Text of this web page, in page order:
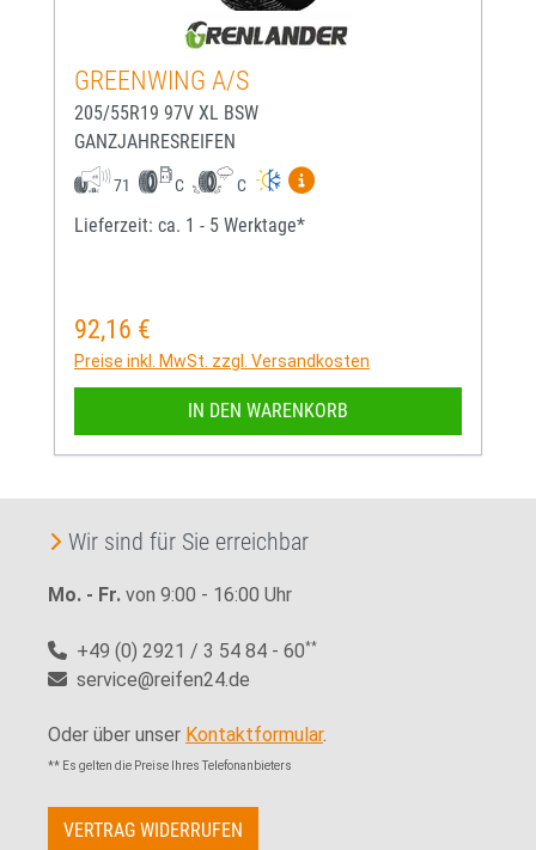
GREENWING A/S
205/55R19 97V XL BSW
GANZJAHRESREIFEN
71 C C
Mehr Informationen zum
Lieferzeit: ca. 1 - 5 Werktage*
Regulärer Preis:
92,16 €
Preise inkl. MwSt. zzgl. Versandkosten
IN DEN WARENKORB
Wir sind für Sie erreichbar
Mo. - Fr. von 9:00 - 16:00 Uhr
+49 (0) 2921 / 3 54 84 - 60**
service@reifen24.de
Oder über unser Kontaktformular.
** Es gelten die Preise Ihres Telefonanbieters
VERTRAG WIDERRUFEN